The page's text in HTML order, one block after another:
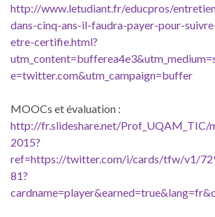
http://www.letudiant.fr/educpros/
dans-cinq-ans-il-faudra-payer-pour-
etre-certifie.html?
e=twitter.com&utm_campaign=buffer
MOOCs et évaluation :
http://fr.slideshare.net/Prof_UQAM_TIC/
2015?
ref=https://twitter.com/i/cards/tfw/v1/
81?